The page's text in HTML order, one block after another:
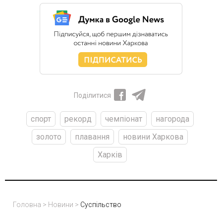
Поділитися
спорт рекорд чемпіонат
нагорода
золото
плавання
новини Харкова
Харків
Головна > Новини > Суспільство